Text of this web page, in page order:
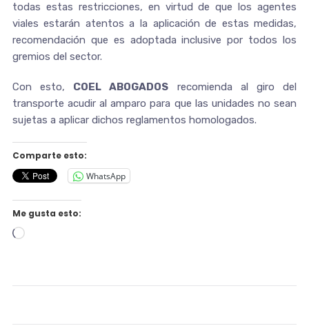
todas estas restricciones, en virtud de que los agentes
viales estarán atentos a la aplicación de estas medidas,
recomendación que es adoptada inclusive por todos los
gremios del sector.
Con esto, COEL ABOGADOS recomienda al giro del
transporte acudir al amparo para que las unidades no sean
sujetas a aplicar dichos reglamentos homologados.
Comparte esto:
WhatsApp
Me gusta esto:
Cargando...